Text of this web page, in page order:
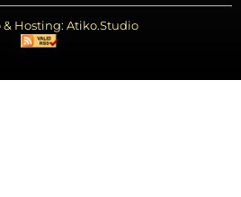
& Hosting: Atiko.Studio